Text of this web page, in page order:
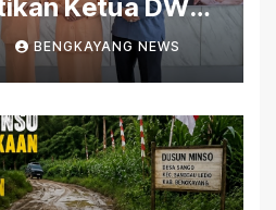
Ketua DWP
Utara,
Organisasi
BENGKAYANG NEWS